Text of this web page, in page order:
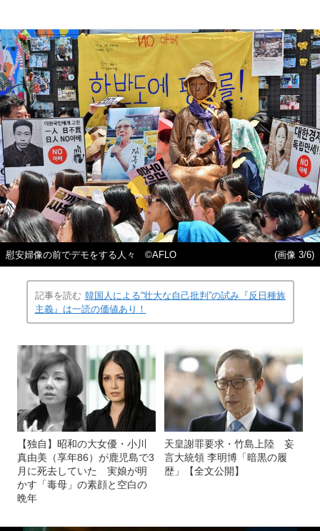
慰安婦像の前でデモをする人々 ©AFLO (画像 3/6)
記事を読む 韓国人による“壮大な自己批判”の試み『反日種族
主義』は一読の価値あり！
【独自】昭和の大女優・小川
真由美（享年86）が鹿児島で3
月に死去していた 実娘が明
かす「毒母」の素顔と空白の
晩年
天皇謝罪要求・竹島上陸 妄
言大統領 李明博「暗黒の履
歴」【全文公開】